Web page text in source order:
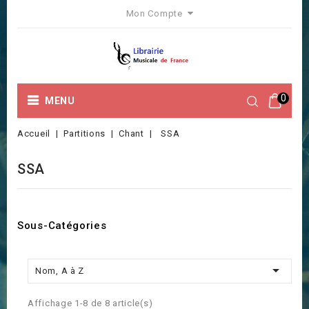
Mon Compte
0
MENU
Accueil Partitions Chant SSA
SSA
Sous-Catégories
Nom, A à Z 
Affichage 1-8 de 8 article(s)